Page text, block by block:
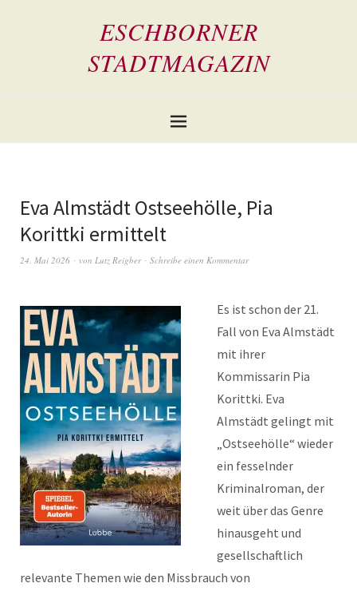
ESCHBORNER
STADTMAGAZIN
Eva Almstädt Ostseehölle, Pia
Korittki ermittelt
24. Mai 2026 von Lutz Reigber Schreibe einen Kommentar
Es ist schon der 21.
Fall von Eva Almstädt
mit ihrer
Kommissarin Pia
Korittki. Eva
Almstädt gelingt mit
„Ostseehölle“ wieder
ein fesselnder
Kriminalroman, der
weit über das Genre
hinausgeht und
gesellschaftlich
relevante Themen wie den Missbrauch von